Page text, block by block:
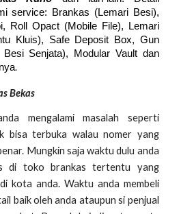
service: Brankas (Lemari Besi),
Roll Opact (Mobile File), Lemari
Kluis), Safe Deposit Box, Gun
Senjata), Modular Vault dan
.
Bekas
mengalami masalah seperti
bisa terbuka walau nomer yang
Mungkin saja waktu dulu anda
di toko brankas tertentu yang
kota anda. Waktu anda membeli
baik oleh anda ataupun si penjual